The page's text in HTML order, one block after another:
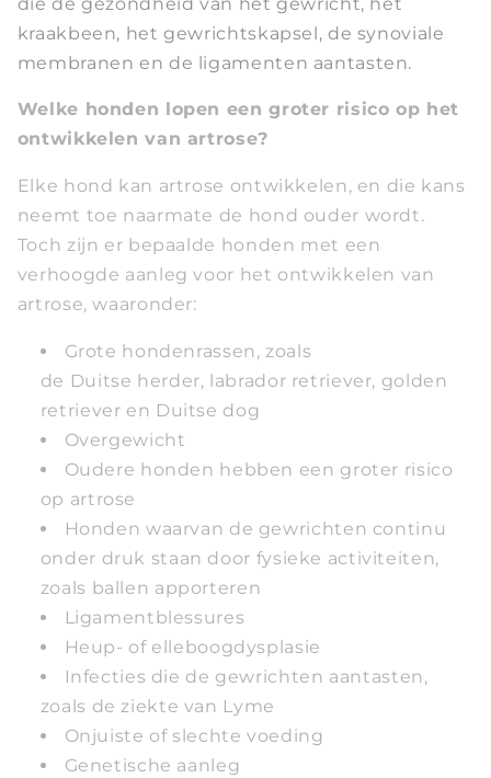
kraakbeen, het gewrichtskapsel, de synoviale
membranen en de ligamenten aantasten.
Welke honden lopen een groter risico op het
ontwikkelen van artrose?
Elke hond kan artrose ontwikkelen, en die kans
neemt toe naarmate de hond ouder wordt.
Toch zijn er bepaalde honden met een
verhoogde aanleg voor het ontwikkelen van
artrose, waaronder:
Grote hondenrassen, zoals
de Duitse herder, labrador retriever, golden
retriever en Duitse dog
Overgewicht
Oudere honden hebben een groter risico
op artrose
Honden waarvan de gewrichten continu
onder druk staan door fysieke activiteiten,
zoals ballen apporteren
Ligamentblessures
Heup- of elleboogdysplasie
Infecties die de gewrichten aantasten,
zoals de ziekte van Lyme
Onjuiste of slechte voeding
Genetische aanleg